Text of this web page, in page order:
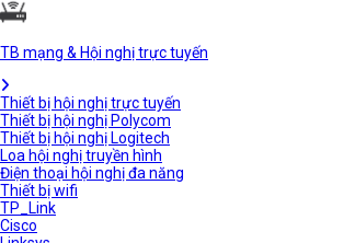
TB mạng & Hội nghị trực tuyến
Thiết bị hội nghị trực tuyến
Thiết bị hội nghị Polycom
Thiết bị hội nghị Logitech
Loa hội nghị truyền hình
Điện thoại hội nghị đa năng
Thiết bị wifi
TP_Link
Cisco